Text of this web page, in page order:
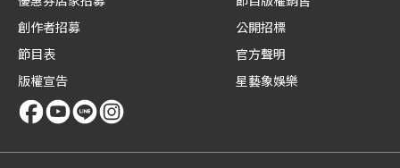
創作者招募
節目表
版權宣告
公開招標
官方聲明
星藝象娛樂